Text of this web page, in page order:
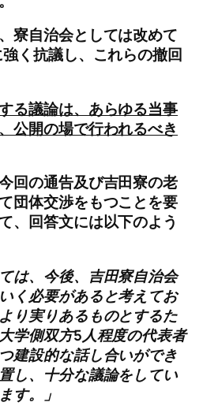
寮自治会としては改めて
く抗議し、これらの撤回
る議論は、あらゆる当事
公開の場で行われるべき
回の通告及び吉田寮の老
団体交渉をもつことを要
、回答文には以下のよう
は、今後、吉田寮自治会
く必要があると考えてお
り実りあるものとするた
学側双方5人程度の代表者
建設的な話し合いができ
し、十分な議論をしてい
す。」